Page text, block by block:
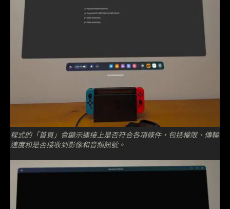
程式的「首頁」會顯示連接上是否符合各項條件，包括權限、傳輸
速度和是否接收到影像和音頻訊號。